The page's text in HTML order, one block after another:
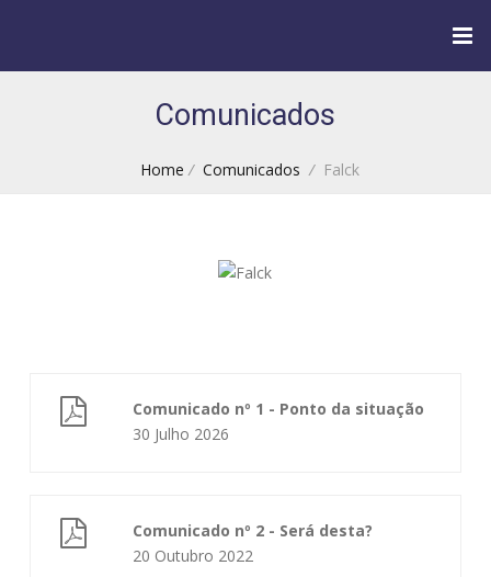
Comunicados
Home / Comunicados /Falck
Comunicado nº 1 - Ponto da situação
30 Julho 2026
Comunicado nº 2 - Será desta?
20 Outubro 2022